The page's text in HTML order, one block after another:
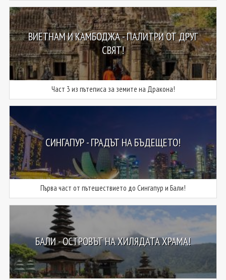
ВИЕТНАМ И КАМБОДЖА - ПАЛИТРИ ОТ ДРУГ
СВЯТ!
Част 3 из пътеписа за земите на Дракона!
СИНГАПУР - ГРАДЪТ НА БЪДЕЩЕТО!
Първа част от пътешествието до Сингапур и Бали!
БАЛИ - ОСТРОВЪТ НА ХИЛЯДАТА ХРАМА!